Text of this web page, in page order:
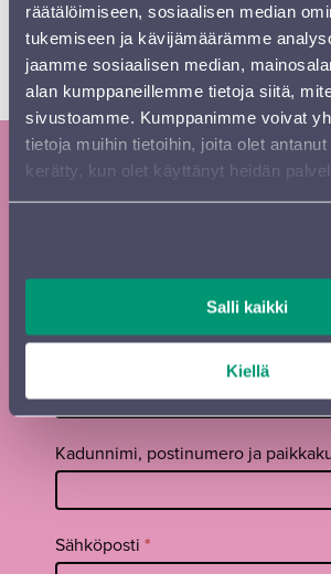
räätälöimiseen, sosiaalisen median
tukemiseen ja kävijämäärämme
jaamme sosiaalisen median,
alan kumppaneillemme tietoja siitä,
sivustoamme. Kumppanimme voivat
tietoja muihin tietoihin, joita olet
kerätty, kun olet käyttänyt heidän
Salli kaikki
Kiellä
Lisätietoja:
Maija Kylkilahti
Apulaisintendentti
puh. 050 518 4486
Tilaa Sinfonia Lahden
Kadunnimi, postinumero ja
Sähköposti *